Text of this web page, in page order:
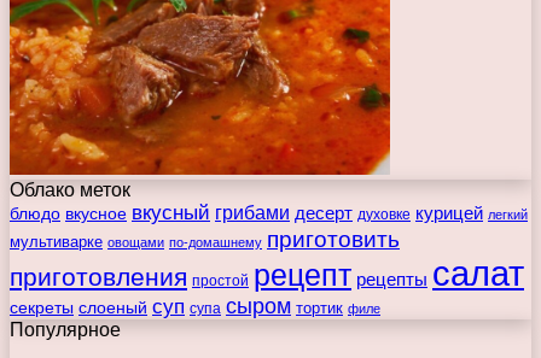
Облако меток
блюдо вкусное вкусный грибами десерт духовке курицей легкий
мультиварке овощами по-домашнему приготовить
приготовления простой рецепт рецепты салат
секреты слоеный суп супа сыром тортик филе
Популярное